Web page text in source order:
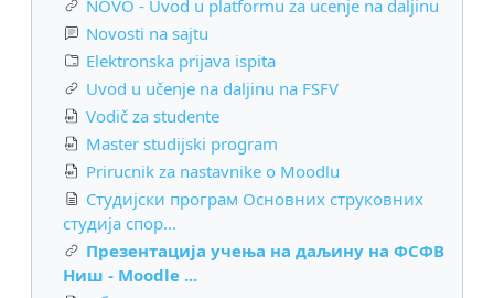
NOVO - Uvod u platformu za ucenje na daljinu
Novosti na sajtu
Elektronska prijava ispita
Uvod u učenje na daljinu na FSFV
Vodič za studente
Master studijski program
Prirucnik za nastavnike o Moodlu
Студијски програм Основних струковних
студија спор...
Презентација учења на даљину на ФСФВ
Ниш - Moodle ...